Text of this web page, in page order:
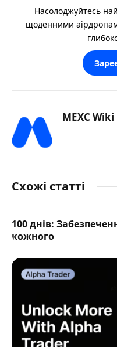
Насолоджуйтесь
щоденними
MEXC Wiki
Схожі статті
100 днів:
кожного